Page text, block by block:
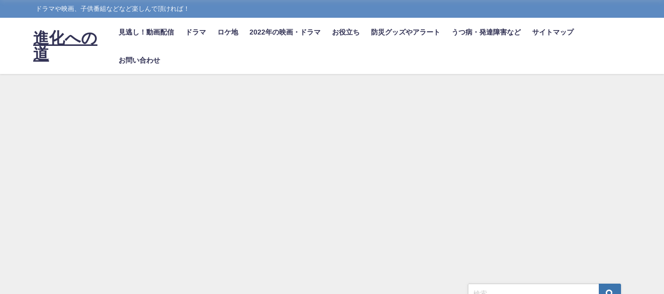
ドラマや映画、子供番組などなど楽しんで頂ければ！
進化への
道
見逃し！動画配信 ドラマ ロケ地 2022年の映画・ドラマ お役立ち 防災グッズやアラート うつ病・発達障害など サイトマップ
お問い合わせ